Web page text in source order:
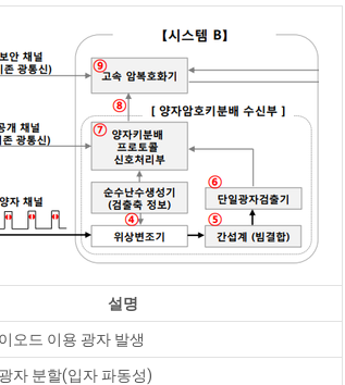
설명
오드 이용 광자 발생
자 분할(입자 파동성)